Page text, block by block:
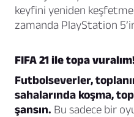
keyfini yeniden
zamanda PlayStation
FIFA 21 ile topa
Futbolseverler,
sahalarında koşma,
şansın. Bu sadece bir